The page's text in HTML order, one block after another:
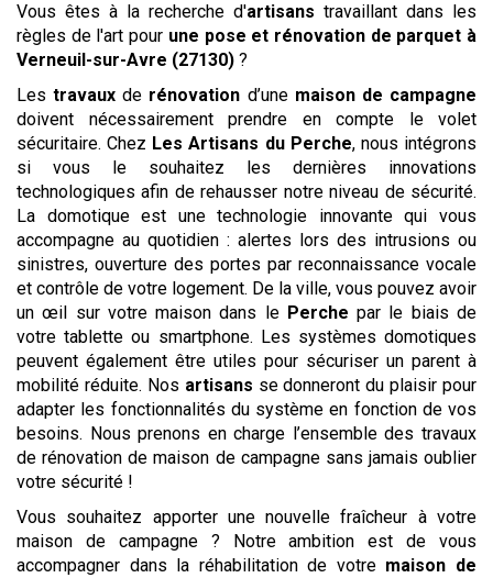
Vous êtes à la recherche d'artisans travaillant dans les
règles de l'art pour une pose et rénovation de parquet à
Verneuil-sur-Avre (27130) ?
Lestravaux de rénovation d’une maison de campagne
doivent nécessairement prendre en compte le volet
sécuritaire. Chez Les Artisans du Perche, nous intégrons
si vous le souhaitez les dernières innovations
technologiques afin de rehausser notre niveau de sécurité.
La domotique est une technologie innovante qui vous
accompagne au quotidien : alertes lors des intrusions ou
sinistres, ouverture des portes par reconnaissance vocale
et contrôle de votre logement. De la ville, vous pouvez avoir
un œil sur votre maison dans le Perche par le biais de
votre tablette ou smartphone. Les systèmes domotiques
peuvent également être utiles pour sécuriser un parent à
mobilité réduite. Nos artisans se donneront du plaisir pour
adapter les fonctionnalités du système en fonction de vos
besoins. Nous prenons en charge l’ensemble des travaux
de rénovation de maison de campagne sans jamais oublier
votre sécurité !
Vous souhaitez apporter une nouvelle fraîcheur à votre
maison de campagne ? Notre ambition est de vous
accompagner dans la réhabilitation de votre maison de